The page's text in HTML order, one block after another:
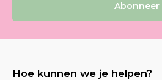
Abonneer
Hoe kunnen we je helpen?